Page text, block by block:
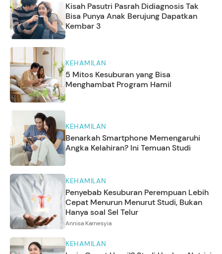
Kisah Pasutri Pasrah Didiagnosis Tak
Bisa Punya Anak Berujung Dapatkan
Kembar 3
KEHAMILAN
5 Mitos Kesuburan yang Bisa
Menghambat Program Hamil
KEHAMILAN
Benarkah Smartphone Memengaruhi
Angka Kelahiran? Ini Temuan Studi
KEHAMILAN
Penyebab Kesuburan Perempuan Lebih
Cepat Menurun Menurut Studi, Bukan
Hanya soal Sel Telur
Annisa Karnesyia
KEHAMILAN